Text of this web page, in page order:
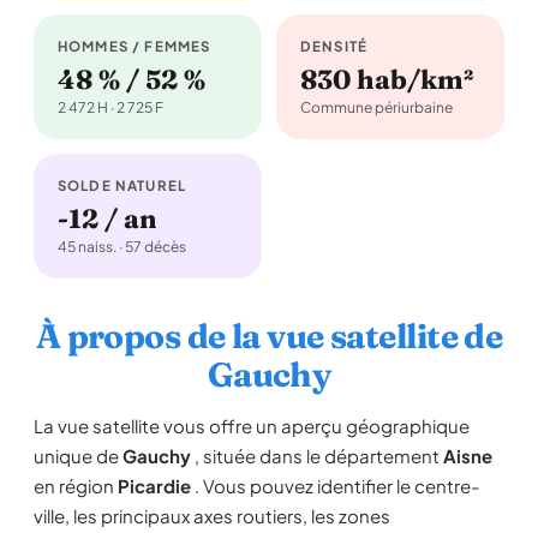
HOMMES / FEMMES
48 % / 52 %
2 472 H · 2 725 F
DENSITÉ
830 hab/km²
Commune périurbaine
SOLDE NATUREL
-12 / an
45 naiss. · 57 décès
À propos de la vue satellite de
Gauchy
La vue satellite vous offre un aperçu géographique
unique deGauchy , située dans le département Aisne
en région Picardie . Vous pouvez identifier le centre-
ville, les principaux axes routiers, les zones